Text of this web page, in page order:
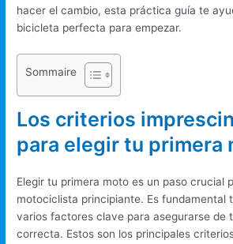
hacer el cambio, esta práctica guía te
bicicleta perfecta para empezar.
Sommaire
Los criterios
para elegir tu primera
Elegir tu primera moto es un paso crucial
motociclista principiante. Es fundamental
varios factores clave para asegurarse de
correcta. Estos son los principales